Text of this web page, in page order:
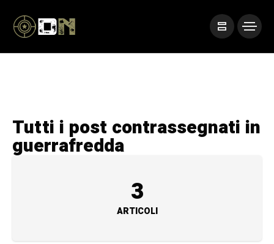
Tutti i post contrassegnati in
guerrafredda
3
ARTICOLI